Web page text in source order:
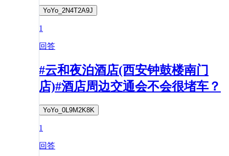
YoYo_2N4T2A9J
1
回答
#云和夜泊酒店(西安钟鼓楼南门
店)#酒店周边交通会不会很堵车？
YoYo_0L9M2K8K
1
回答